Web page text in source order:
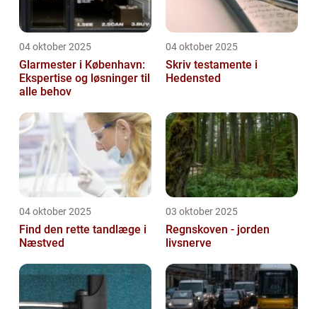
04 oktober 2025
Glarmester i København:
Ekspertise og løsninger til
alle behov
04 oktober 2025
Skriv testamente i
Hedensted
04 oktober 2025
Find den rette tandlæge i
Næstved
03 oktober 2025
Regnskoven - jorden
livsnerve